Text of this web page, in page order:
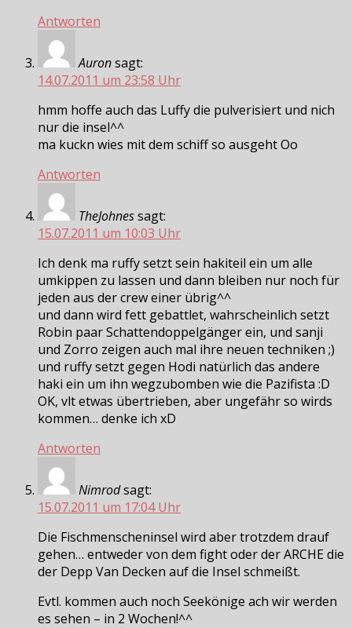
Antworten
Auronsagt:
14.07.2011 um 23:58 Uhr
hmm hoffe auch das Luffy die pulverisiert und nich
nur die insel^^
ma kuckn wies mit dem schiff so ausgeht Oo
Antworten
TheJohnessagt:
15.07.2011 um 10:03 Uhr
Ich denk ma ruffy setzt sein hakiteil ein um alle
umkippen zu lassen und dann bleiben nur noch für
jeden aus der crew einer übrig^^
und dann wird fett gebattlet, wahrscheinlich setzt
Robin paar Schattendoppelgänger ein, und sanji
und Zorro zeigen auch mal ihre neuen techniken ;)
und ruffy setzt gegen Hodi natürlich das andere
haki ein um ihn wegzubomben wie die Pazifista :D
OK, vlt etwas übertrieben, aber ungefähr so wirds
kommen… denke ich xD
Antworten
Nimrodsagt:
15.07.2011 um 17:04 Uhr
Die Fischmenscheninsel wird aber trotzdem drauf
gehen… entweder von dem fight oder der ARCHE die
der Depp Van Decken auf die Insel schmeißt.
Evtl. kommen auch noch Seekönige ach wir werden
es sehen – in 2 Wochen!^^